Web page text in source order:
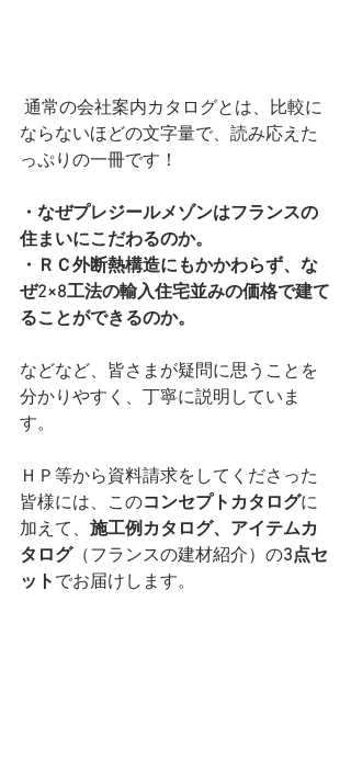
ならないほどの文字量で、読み応えた
っぷりの一冊です！
・なぜプレジールメゾンはフランスの
住まいにこだわるのか。
・ＲＣ外断熱構造にもかかわらず、な
ぜ2×8工法の輸入住宅並みの価格で建て
ることができるのか。
などなど、皆さまが疑問に思うことを
分かりやすく、丁寧に説明していま
す。
ＨＰ等から資料請求をしてくださった
皆様には、このコンセプトカタログに
加えて、 施工例カタログ、アイテムカ
タログ（フランスの建材紹介）の3点セ
ット でお届けします。